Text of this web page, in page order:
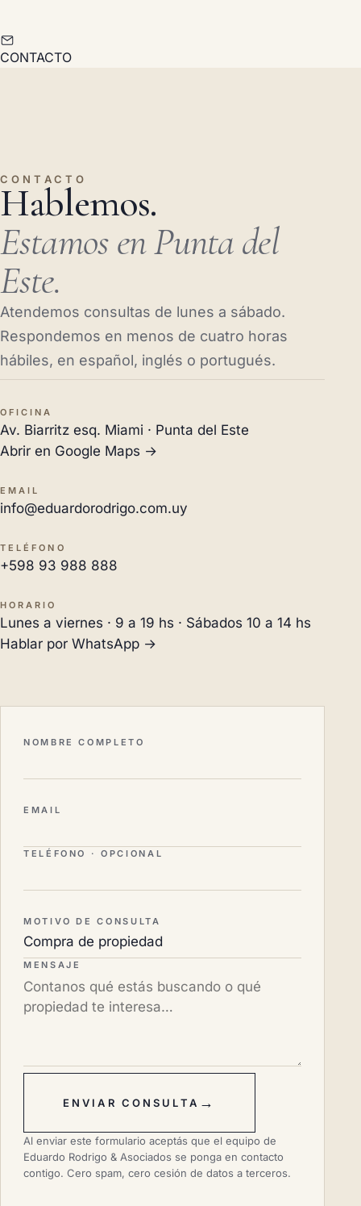
CONTACTO
CONTACTO
Hablemos.
Estamos en Punta del
Este.
Atendemos consultas de lunes a sábado.
Respondemos en menos de cuatro horas
hábiles, en español, inglés o portugués.
OFICINA
Av. Biarritz esq. Miami · Punta del Este
Abrir en Google Maps →
EMAIL
info@eduardorodrigo.com.uy
TELÉFONO
+598 93 988 888
HORARIO
Lunes a viernes · 9 a 19 hs · Sábados 10 a 14 hs
Hablar por WhatsApp →
No completar
NOMBRE COMPLETO
EMAIL
TELÉFONO · OPCIONAL
MOTIVO DE CONSULTA
MENSAJE
ENVIAR CONSULTA →
Al enviar este formulario aceptás que el equipo de
Eduardo Rodrigo & Asociados se ponga en contacto
contigo. Cero spam, cero cesión de datos a terceros.